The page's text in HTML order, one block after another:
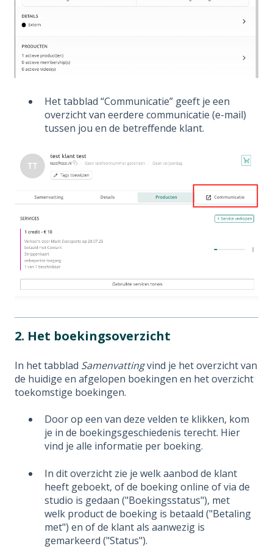
Het tabblad “Communicatie” geeft je een
overzicht van eerdere communicatie (e-mail)
tussen jou en de betreffende klant.
2. Het boekingsoverzicht
In het tabblad Samenvattingvind je het overzicht van
de huidige en afgelopen boekingen en het overzicht
toekomstige boekingen.
Door op een van deze velden te klikken, kom
je in de boekingsgeschiedenis terecht. Hier
vind je alle informatie per boeking.
In dit overzicht zie je welk aanbod de klant
heeft geboekt, of de boeking online of via de
studio is gedaan ("Boekingsstatus"), met
welk product de boeking is betaald ("Betaling
met") en of de klant als aanwezig is
gemarkeerd ("Status").